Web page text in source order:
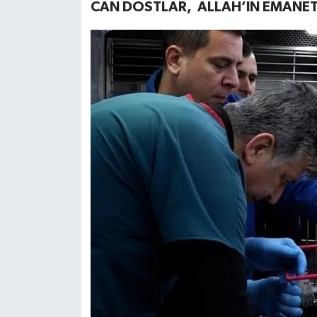
CAN DOSTLAR, ALLAH’IN